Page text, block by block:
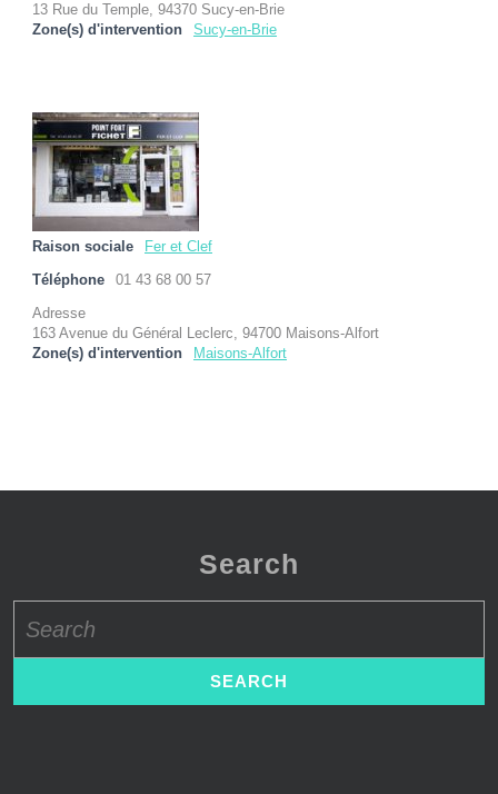
13 Rue du Temple, 94370 Sucy-en-Brie
Zone(s) d'intervention
Sucy-en-Brie
Raison sociale Fer et Clef
Téléphone 01 43 68 00 57
Adresse
163 Avenue du Général Leclerc, 94700 Maisons-Alfort
Zone(s) d'intervention
Maisons-Alfort
Search
for: